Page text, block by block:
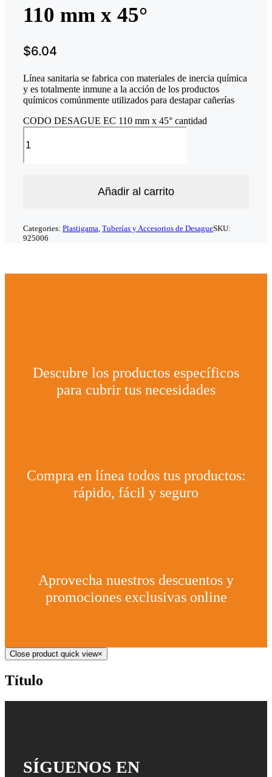
110 mm x 45°
$6.04
Línea sanitaria se fabrica con materiales de inercia química
y es totalmente inmune a la acción de los productos
químicos comúnmente utilizados para destapar cañerías
CODO DESAGUE EC 110 mm x 45° cantidad
Añadir al carrito
Categories: Plastigama, Tuberías y Accesorios de DesagueSKU:
925006
Descubre los productos específicos
para cubrir tus necesidades
Compra en línea todos tus productos:
rápido, fácil y seguro
Aprovecha nuestros descuentos y
promociones exclusivas online
Close product quick view×
Título
SÍGUENOS EN